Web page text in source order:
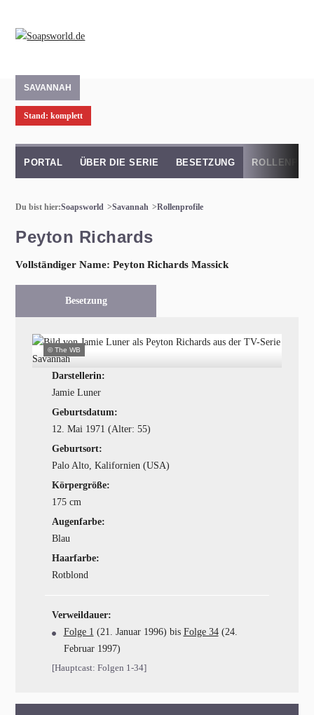
SAVANNAH
Stand: komplett
PORTAL ÜBER DIE SERIE BESETZUNG
Du bist hier:Soapsworld Savannah Rollenprofile
Peyton Richards
Vollständiger Name: Peyton Richards Massick
Besetzung
© The WB
Darstellerin:
Jamie Luner
Geburtsdatum:
12. Mai 1971 (Alter: 55)
Geburtsort:
Palo Alto, Kalifornien (USA)
Körpergröße:
175 cm
Augenfarbe:
Blau
Haarfarbe:
Rotblond
Verweildauer:
Folge 1 (21. Januar 1996) bis Folge 34(24.
Februar 1997)
[Hauptcast: Folgen 1-34]